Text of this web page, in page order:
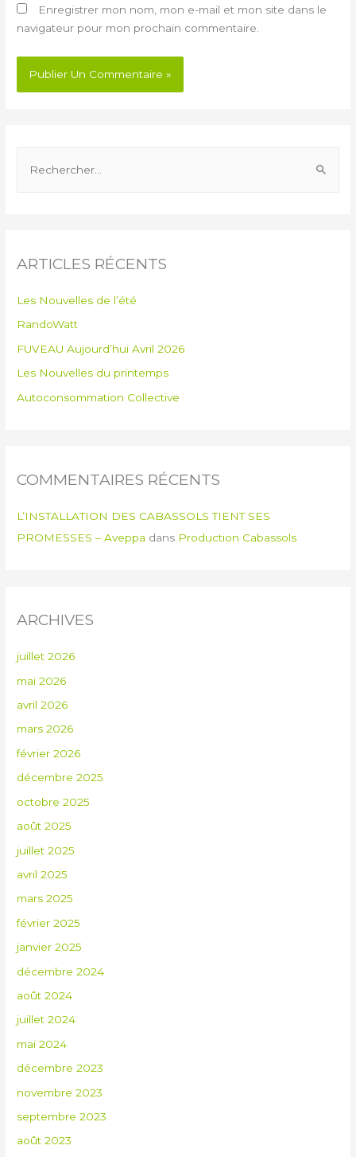
Enregistrer mon nom, mon e-mail et mon site dans le
navigateur pour mon prochain commentaire.
ARTICLES RÉCENTS
Les Nouvelles de l’été
RandoWatt
FUVEAU Aujourd’hui Avril 2026
Les Nouvelles du printemps
Autoconsommation Collective
COMMENTAIRES RÉCENTS
L’INSTALLATION DES CABASSOLS TIENT SES
PROMESSES – Aveppa dans Production Cabassols
ARCHIVES
juillet 2026
mai 2026
avril 2026
mars 2026
février 2026
décembre 2025
octobre 2025
août 2025
juillet 2025
avril 2025
mars 2025
février 2025
janvier 2025
décembre 2024
août 2024
juillet 2024
mai 2024
décembre 2023
novembre 2023
septembre 2023
août 2023